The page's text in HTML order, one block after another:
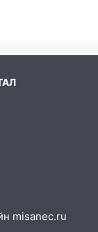
два
ночью
воду
misanec.ru